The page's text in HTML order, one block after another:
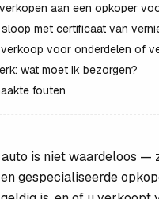
aan een opkoper
met certificaat van
voor onderdelen of
wat moet ik bezorgen?
fouten
is niet waardeloos —
gespecialiseerde